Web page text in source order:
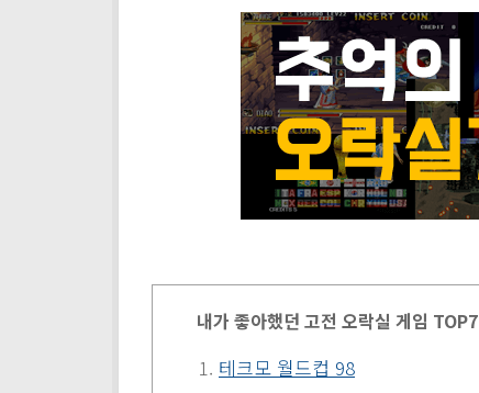
내가 좋아했던 고전 오락실 게임 TOP7
테크모 월드컵 98